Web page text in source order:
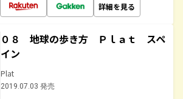
詳細を見る
０８ 地球の歩き方 Ｐｌａｔ スペ
イン
Plat
2019.07.03 発売